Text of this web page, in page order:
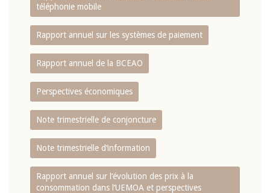
téléphonie mobile
Rapport annuel sur les systèmes de paiement
Rapport annuel de la BCEAO
Perspectives économiques
Note trimestrielle de conjoncture
Note trimestrielle d‘information
Rapport annuel sur l‘évolution des prix à la
consommation dans l‘UEMOA et perspectives